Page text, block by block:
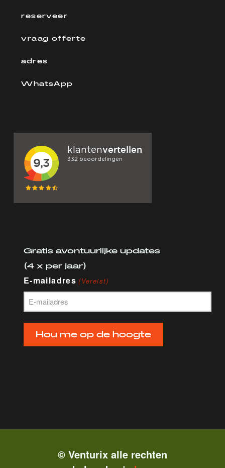
reserveer
vraag offerte
adres
WhatsApp
Gratis avontuurlijke updates
(4 x per jaar)
E-mailadres (Vereist)
Hou me op de hoogte
© Venturix alle rechten